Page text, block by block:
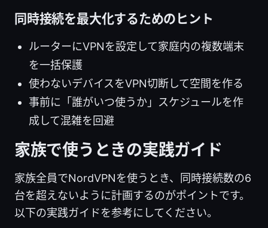
同時接続を最大化するためのヒント
ルーターにVPNを設定して家庭内の複数端末
を一括保護
使わないデバイスをVPN切断して空間を作る
事前に「誰がいつ使うか」スケジュールを作
成して混雑を回避
家族で使うときの実践ガイド
家族全員でNordVPNを使うとき、同時接続数の6
台を超えないように計画するのがポイントです。
以下の実践ガイドを参考にしてください。